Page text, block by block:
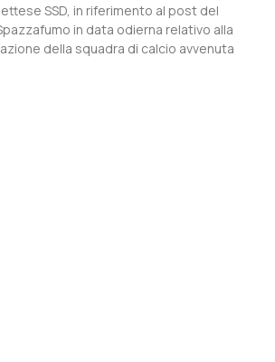
SSD, in riferimento al post del
in data odierna relativo alla
della squadra di calcio avvenuta